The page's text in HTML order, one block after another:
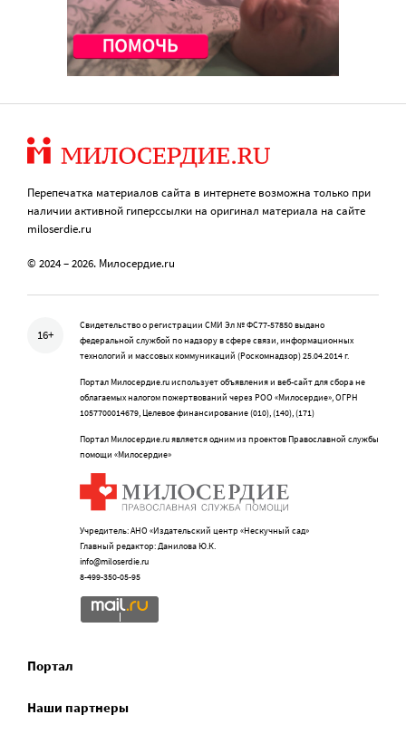
Перепечатка материалов сайта в интернете возможна только при
наличии активной гиперссылки на оригинал материала на сайте
miloserdie.ru
© 2024 – 2026. Милосердие.ru
16+
Свидетельство о регистрации СМИ Эл № ФС77-57850 выдано
федеральной службой по надзору в сфере связи, информационных
технологий и массовых коммуникаций (Роскомнадзор) 25.04.2014 г.
Портал Милосердие.ru использует объявления и веб-сайт для сбора не
облагаемых налогом пожертвований через РОО «Милосердие», ОГРН
1057700014679, Целевое финансирование (010), (140), (171)
Портал Милосердие.ru является одним из проектов Православной службы
помощи «Милосердие»
Учредитель: АНО «Издательский центр «Нескучный сад»
Главный редактор: Данилова Ю.К.
info@miloserdie.ru
8-499-350-05-95
Портал
Наши партнеры